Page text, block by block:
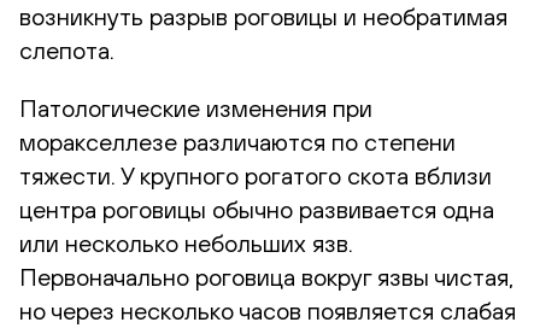
возникнуть разрыв роговицы и необратимая
слепота.
Патологические изменения при
моракселлезе различаются по степени
тяжести. У крупного рогатого скота вблизи
центра роговицы обычно развивается одна
или несколько небольших язв.
Первоначально роговица вокруг язвы чистая,
но через несколько часов появляется слабая